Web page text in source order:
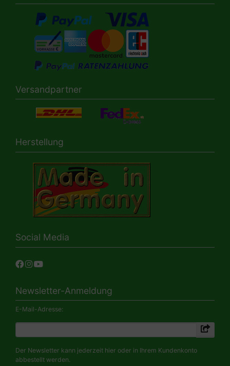
Versandpartner
Herstellung
Social Media
Newsletter-Anmeldung
E-Mail-Adresse:
Der Newsletter kann jederzeit hier oder in Ihrem Kundenkonto
abbestellt werden.